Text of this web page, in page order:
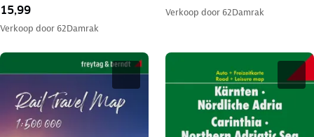
15,99
Verkoop door 62Damrak
Verkoop door 62Damrak